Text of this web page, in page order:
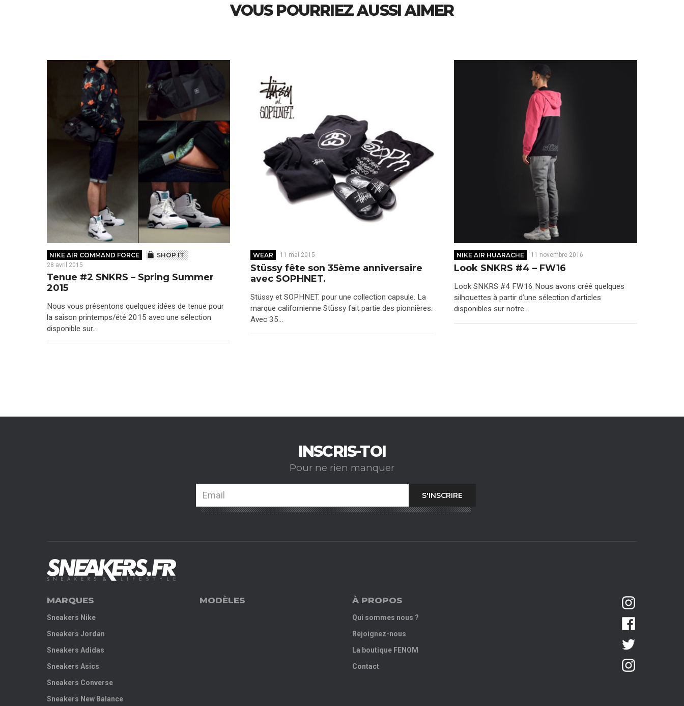
VOUS POURRIEZ AUSSI AIMER
NIKE AIR COMMAND FORCE SHOP IT
28 avril 2015
Tenue #2 SNKRS – Spring Summer
2015
Nous vous présentons quelques idées de tenue pour
la saison printemps/été 2015 avec une sélection
disponible sur…
WEAR 11 mai 2015
Stüssy fête son 35ème anniversaire
avec SOPHNET.
Stüssy et SOPHNET. pour une collection capsule. La
marque californienne Stüssy fait partie des pionnières.
Avec 35…
NIKE AIR HUARACHE 11 novembre 2016
Look SNKRS #4 – FW16
Look SNKRS #4 FW16 Nous avons créé quelques
silhouettes à partir d’une sélection d’articles
disponibles sur notre…
INSCRIS-TOI
Pour ne rien manquer
MARQUES
Sneakers Nike
Sneakers Jordan
Sneakers Adidas
Sneakers Asics
Sneakers Converse
Sneakers New Balance
MODÈLES À PROPOS
Qui sommes nous ?
Rejoignez-nous
La boutique FENOM
Contact